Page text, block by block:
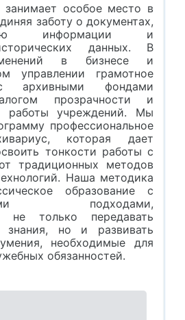
занимает особое место в
заботу о документах,
информации и
данных. В
в бизнесе и
управлении грамотное
архивными фондами
прозрачности и
работы учреждений. Мы
профессиональное
которая дает
тонкости работы с
традиционных методов
Наша методика
образование с
подходами,
не только передавать
знания, но и развивать
необходимые для
обязанностей.